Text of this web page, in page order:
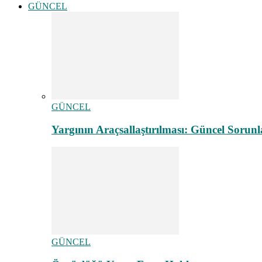
GÜNCEL
GÜNCEL
Yargının Araçsallaştırılması: Güncel
GÜNCEL